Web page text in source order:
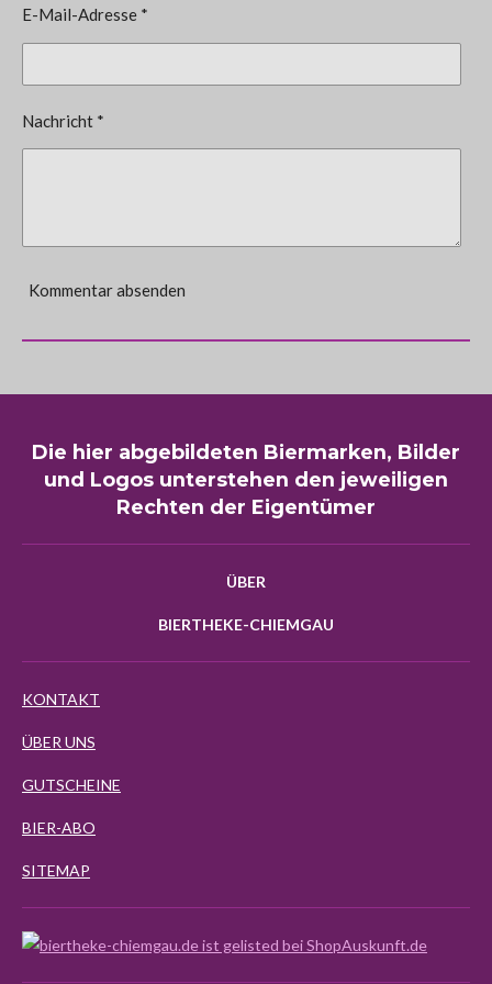
E-Mail-Adresse *
Nachricht *
Kommentar absenden
Die hier abgebildeten Biermarken, Bilder
und Logos unterstehen den jeweiligen
Rechten der Eigentümer
ÜBER
BIERTHEKE-CHIEMGAU
KONTAKT
ÜBER UNS
GUTSCHEINE
BIER-ABO
SITEMAP